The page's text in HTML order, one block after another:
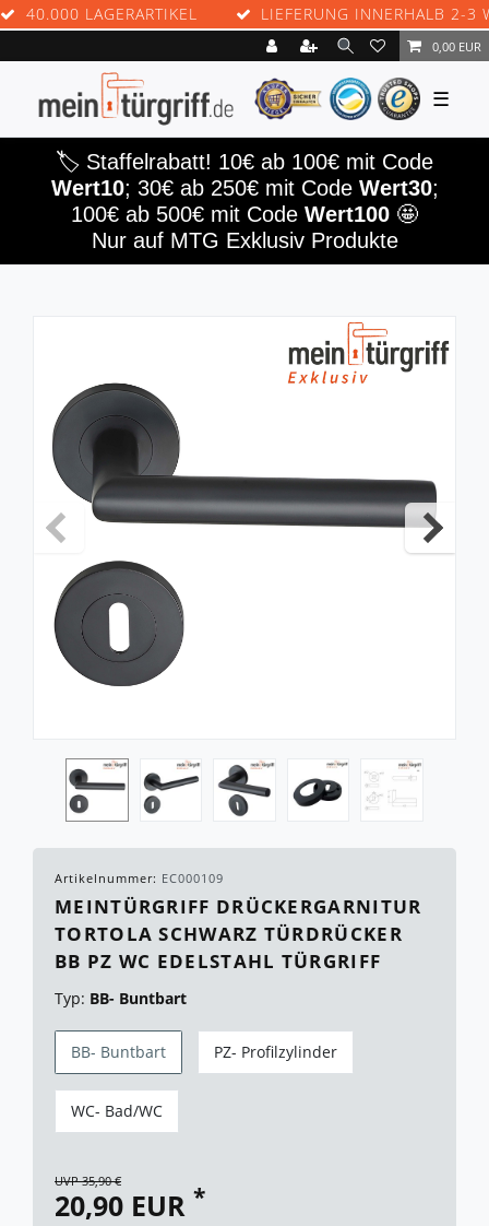
LAGERARTIKEL LIEFERUNG INNERHALB 2-3
0,00 EUR
☰
🏷️ Staffelrabatt! 10€ ab 100€ mit Code
Wert10; 30€ ab 250€ mit Code Wert30;
100€ ab 500€ mit Code Wert100 🤩
Nur auf MTG Exklusiv Produkte
Artikelnummer: EC000109
MEINTÜRGRIFF DRÜCKERGARNITUR
TORTOLA SCHWARZ TÜRDRÜCKER
BB PZ WC EDELSTAHL TÜRGRIFF
Typ: BB- Buntbart
BB- Buntbart PZ- Profilzylinder
WC- Bad/WC
UVP 35,90 €
20,90 EUR *